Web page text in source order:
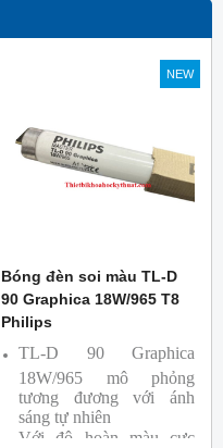
NEW
Bóng đèn soi màu TL-D
90 Graphica 18W/965 T8
Philips
TL-D 90 Graphica
18W/965 mô phỏng
tương đương với ánh
sáng tự nhiên
Với độ hoàn màu cực